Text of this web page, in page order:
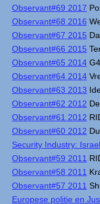
Observant#69 2017
Observant#68 2016
Observant#67 2015
Observant#66 2015
Observant#65 2014
Observant#64 2014
Observant#63 2013
Observant#62 2012
Observant#61 2012
Observant#60 2012
Security Industry:
Observant#59 2011
Observant#58 2011
Observant#57 2011
Europese politie en